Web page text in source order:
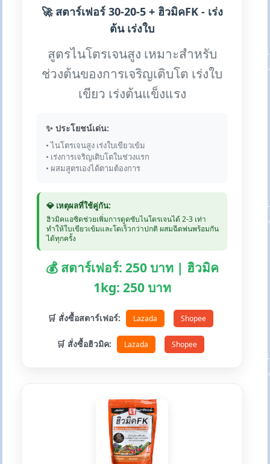
🚀 สตาร์เฟอร์ 30-20-5 + ฮิวมิคFK - เร่ง
ต้น เร่งใบ
สูตรไนโตรเจนสูง เหมาะสำหรับ
ช่วงต้นของการเจริญเติบโต เร่งใบ
เขียว เร่งต้นแข็งแรง
✨ ประโยชน์เด่น:
• ไนโตรเจนสูง เร่งใบเขียวเข้ม
• เร่งการเจริญเติบโตในช่วงแรก
• ผสมสูตรเองได้ตามต้องการ
💎 เหตุผลที่ใช้คู่กัน:
ฮิวมิคแอซิดช่วยเพิ่มการดูดซับไนโตรเจนได้ 2-3 เท่า
ทำให้ใบเขียวเข้มและโตเร็วกว่าปกติ ผสมฉีดพ่นพร้อมกัน
ได้ทุกครั้ง
💰 สตาร์เฟอร์: 250 บาท | ฮิวมิค
1kg: 250 บาท
🛒 สั่งซื้อสตาร์เฟอร์: Lazada Shopee
🛒 สั่งซื้อฮิวมิค: Lazada Shopee